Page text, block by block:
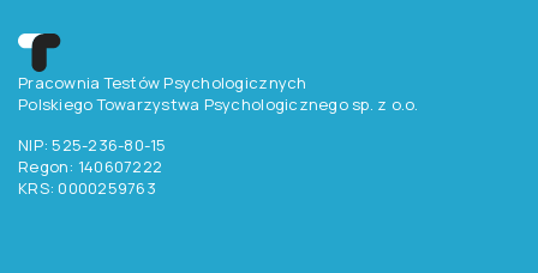
Pracownia Testów Psychologicznych
Polskiego Towarzystwa Psychologicznego sp. z o.o.
NIP: 525-236-80-15
Regon: 140607222
KRS: 0000259763